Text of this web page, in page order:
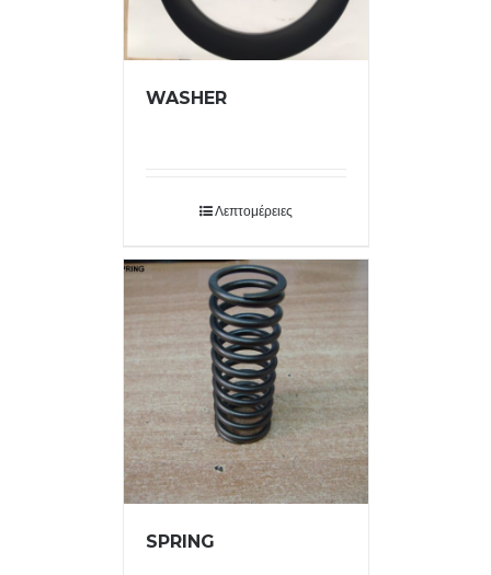
WASHER
Λεπτομέρειες
SPRING